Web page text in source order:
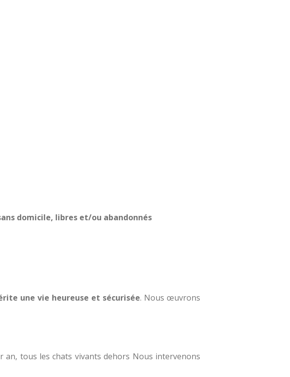
domicile, libres et/ou abandonnés
une vie heureuse et sécurisée. Nous œuvrons
tous les chats vivants dehors Nous intervenons